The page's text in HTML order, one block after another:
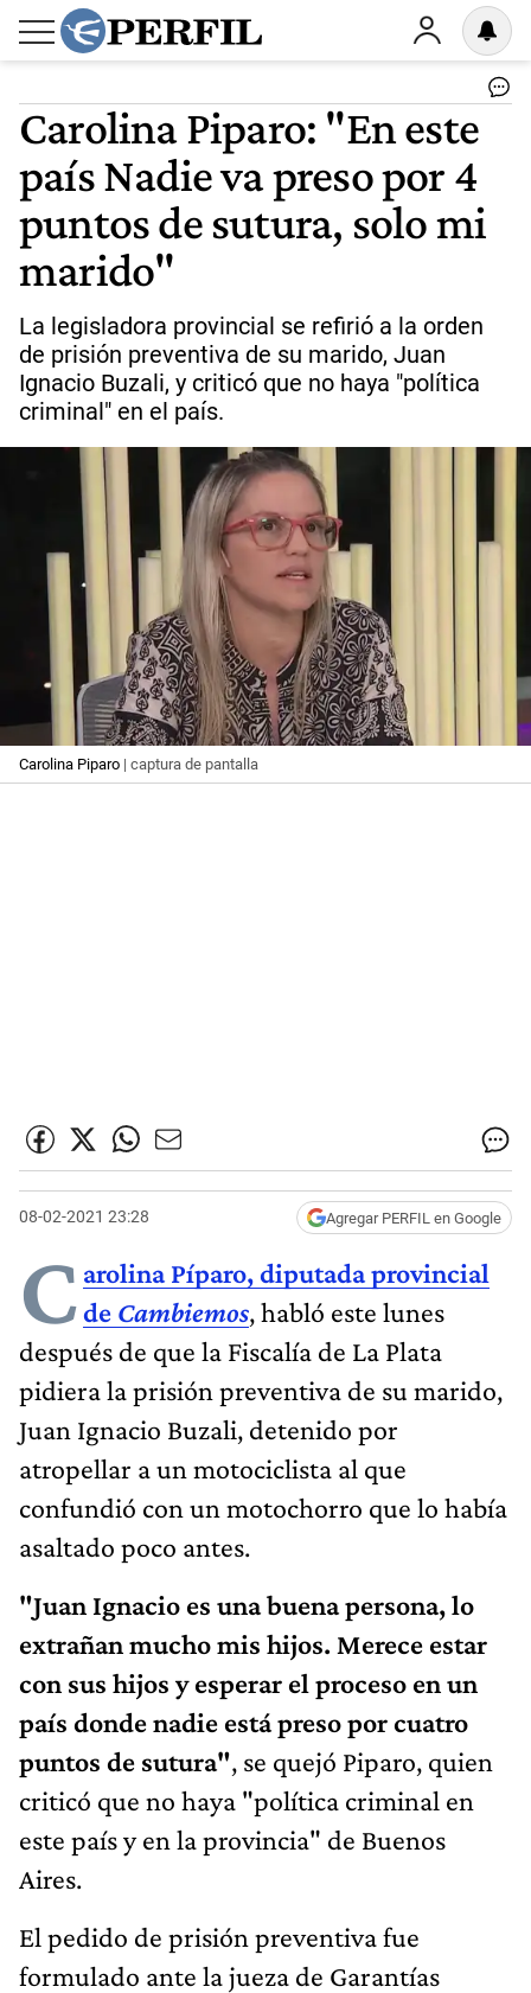
Carolina Piparo: "En este
país Nadie va preso por 4
puntos de sutura, solo mi
marido"
La legisladora provincial se refirió a la orden
de prisión preventiva de su marido, Juan
Ignacio Buzali, y criticó que no haya "política
criminal" en el país.
Carolina Piparo | captura de pantalla
08-02-2021 23:28 Agregar PERFIL en Google
C arolina Píparo, diputada provincial
de Cambiemos, habló este lunes
después de que la Fiscalía de La Plata
pidiera la prisión preventiva de su marido,
Juan Ignacio Buzali, detenido por
atropellar a un motociclista al que
confundió con un motochorro que lo había
asaltado poco antes.
"Juan Ignacio es una buena persona, lo
extrañan mucho mis hijos. Merece estar
con sus hijos y esperar el proceso en un
país donde nadie está preso por cuatro
puntos de sutura", se quejó Piparo, quien
criticó que no haya "política criminal en
este país y en la provincia" de Buenos
Aires.
El pedido de prisión preventiva fue
formulado ante la jueza de Garantías